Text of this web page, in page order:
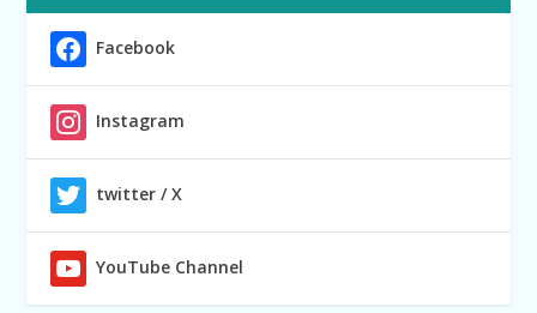
Facebook
Instagram
twitter / X
YouTube Channel